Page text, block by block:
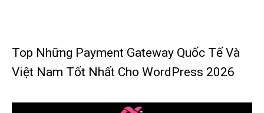
Top Những Payment Gateway Quốc Tế Và
Việt Nam Tốt Nhất Cho WordPress 2026